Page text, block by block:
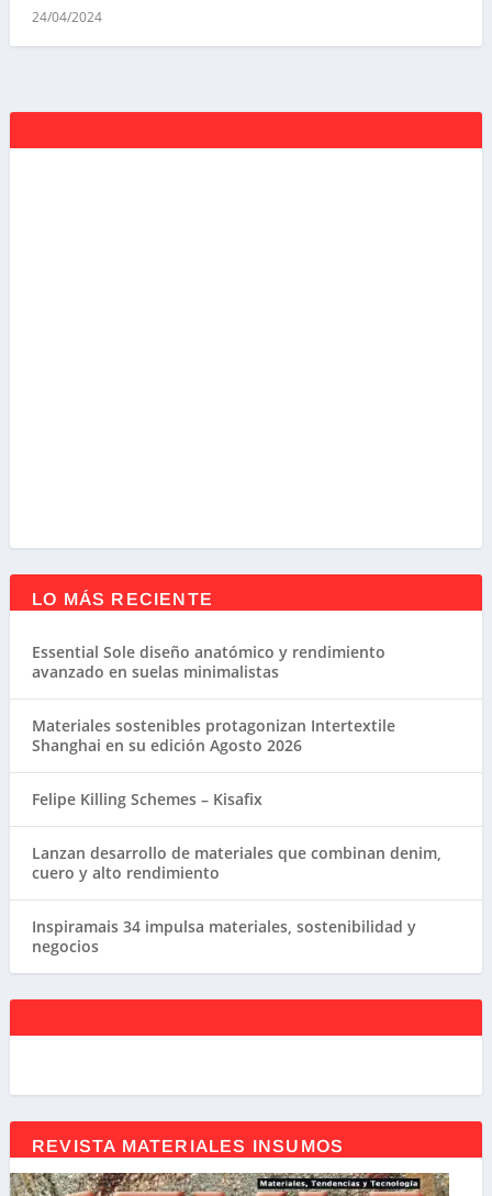
24/04/2024
LO MÁS RECIENTE
Essential Sole diseño anatómico y rendimiento
avanzado en suelas minimalistas
Materiales sostenibles protagonizan Intertextile
Shanghai en su edición Agosto 2026
Felipe Killing Schemes – Kisafix
Lanzan desarrollo de materiales que combinan denim,
cuero y alto rendimiento
Inspiramais 34 impulsa materiales, sostenibilidad y
negocios
REVISTA MATERIALES INSUMOS